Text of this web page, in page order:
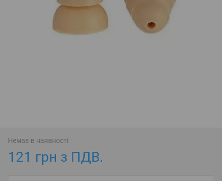
Немає в наявності
121 грн з ПДВ.